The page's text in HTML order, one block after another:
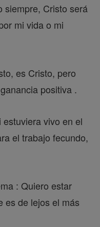
siempre, Cristo será
mi vida o mi
es Cristo, pero
positiva .
vivo en el
el trabajo fecundo,
: Quiero estar
es de lejos el más